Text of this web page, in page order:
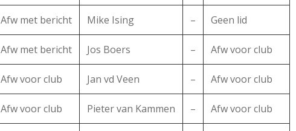
Afw met bericht Mike Ising – Geen lid
Afw met bericht Jos Boers – Afw voor club
Afw voor club Jan vd Veen – Afw voor club
Afw voor club Pieter van Kammen – Afw voor club